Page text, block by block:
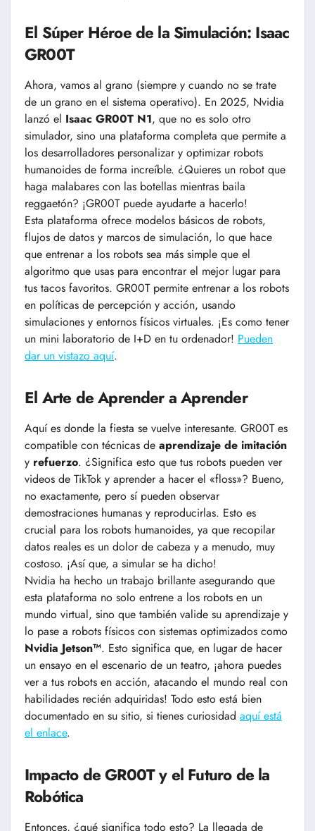
El Súper Héroe de la Simulación: Isaac
GR00T
Ahora, vamos al grano (siempre y cuando no se trate
de un grano en el sistema operativo). En 2025, Nvidia
lanzó el Isaac GR00T N1, que no es solo otro
simulador, sino una plataforma completa que permite a
los desarrolladores personalizar y optimizar robots
humanoides de forma increíble. ¿Quieres un robot que
haga malabares con las botellas mientras baila
reggaetón? ¡GR00T puede ayudarte a hacerlo!
Esta plataforma ofrece modelos básicos de robots,
flujos de datos y marcos de simulación, lo que hace
que entrenar a los robots sea más simple que el
algoritmo que usas para encontrar el mejor lugar para
tus tacos favoritos. GR00T permite entrenar a los robots
en políticas de percepción y acción, usando
simulaciones y entornos físicos virtuales. ¡Es como tener
un mini laboratorio de I+D en tu ordenador! Pueden
dar un vistazo aquí.
El Arte de Aprender a Aprender
Aquí es donde la fiesta se vuelve interesante. GR00T es
compatible con técnicas de aprendizaje de imitación
y refuerzo. ¿Significa esto que tus robots pueden ver
videos de TikTok y aprender a hacer el «floss»? Bueno,
no exactamente, pero sí pueden observar
demostraciones humanas y reproducirlas. Esto es
crucial para los robots humanoides, ya que recopilar
datos reales es un dolor de cabeza y a menudo, muy
costoso. ¡Así que, a simular se ha dicho!
Nvidia ha hecho un trabajo brillante asegurando que
esta plataforma no solo entrene a los robots en un
mundo virtual, sino que también valide su aprendizaje y
lo pase a robots físicos con sistemas optimizados como
Nvidia Jetson™. Esto significa que, en lugar de hacer
un ensayo en el escenario de un teatro, ¡ahora puedes
ver a tus robots en acción, atacando el mundo real con
habilidades recién adquiridas! Todo esto está bien
documentado en su sitio, si tienes curiosidad aquí está
el enlace.
Impacto de GR00T y el Futuro de la
Robótica
Entonces, ¿qué significa todo esto? La llegada de